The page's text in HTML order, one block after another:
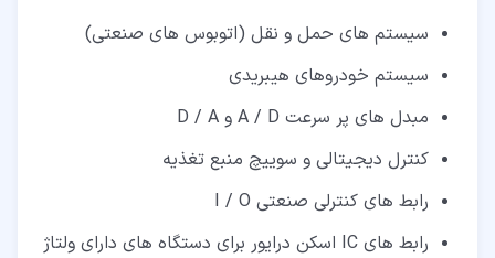
سیستم های حمل و نقل (اتوبوس های صنعتی)
سیستم خودروهای هیبریدی
مبدل های پر سرعت A / D و D / A
کنترل دیجیتالی و سوییچ منبع تغذیه
رابط های کنترلی صنعتی I / O
رابط های IC اسکن درایور برای دستگاه های دارای ولتاژ